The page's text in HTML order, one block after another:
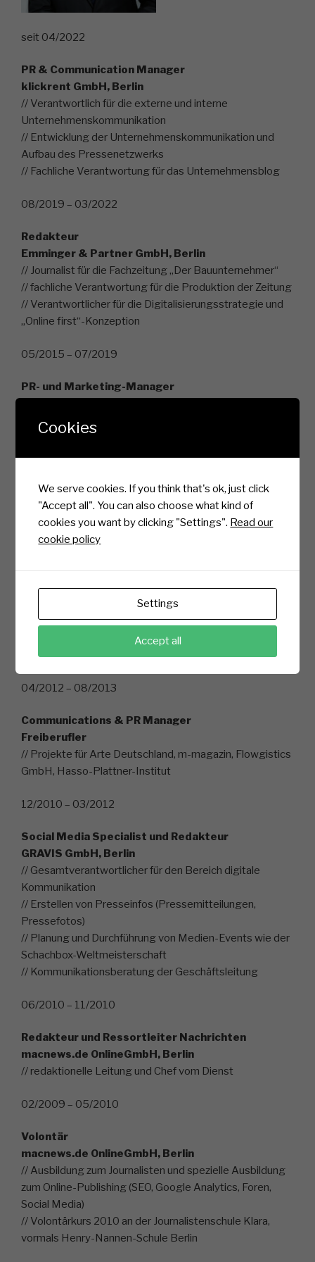
seit 04/2022
PR & Communication Manager
klickrent GmbH, Berlin
// Verantwortlich für die externe und interne
Unternehmenskommunikation
// Entwicklung der Unternehmenskommunikation und
Aufbau des Pressenetzwerks
// Fachliche Verantwortung für das Unternehmensblog
08/2019 – 03/2022
Redakteur
Emminger & Partner GmbH, Berlin
// Journalist für die Fachzeitung „Der Bauunternehmer“
// fachliche Verantwortung für die Produktion der Zeitung
// Verantwortlicher für die Digitalisierungsstrategie und
„Online first“-Konzeption
05/2015 – 07/2019
PR- und Marketing-Manager
Falkensee
// Projekte für Klitschko Ventures, Stiftung Warentest
09/2013 – 09/2015
Senior Manager Social Media
// Konzeption, Umsetzung und Evaluation von Social
Media Kampagnen und Online-PR-Projekten (Influencer-
Meeting, Cybertraining, Home-of-Fitness,
#Machdichwahr)
// Erstellung von PR-Beiträgen (SEPA-Umstellung,
Übernahme von Happy FIT in Italien)
04/2012 – 08/2013
Communications & PR Manager
Freiberufler
// Projekte für Arte Deutschland, m-magazin, Flowgistics
GmbH, Hasso-Plattner-Institut
12/2010 – 03/2012
Social Media Specialist und Redakteur
GRAVIS GmbH, Berlin
// Gesamtverantwortlicher für den Bereich digitale
Kommunikation
// Erstellen von Presseinfos (Pressemitteilungen,
Pressefotos)
// Planung und Durchführung von Medien-Events wie der
Schachbox-Weltmeisterschaft
// Kommunikationsberatung der Geschäftsleitung
06/2010 – 11/2010
Redakteur und Ressortleiter Nachrichten
macnews.de OnlineGmbH, Berlin
// redaktionelle Leitung und Chef vom Dienst
02/2009 – 05/2010
Volontär
macnews.de OnlineGmbH, Berlin
// Ausbildung zum Journalisten und spezielle Ausbildung
zum Online-Publishing (SEO, Google Analytics, Foren,
Social Media)
// Volontärkurs 2010 an der Journalistenschule Klara,
vormals Henry-Nannen-Schule Berlin
Cookies
We serve cookies. If you think that's ok, just click
"Accept all". You can also choose what kind of
cookies you want by clicking "Settings". Read our
cookie policy
Settings
Accept all